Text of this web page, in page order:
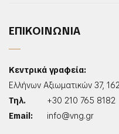
ΕΠΙΚΟΙΝΩΝΙΑ
Κεντρικά γραφεία:
Ελλήνων Αξιωματικών 37,
Τηλ.
+30 210 765 8182
Email:
info@vng.gr